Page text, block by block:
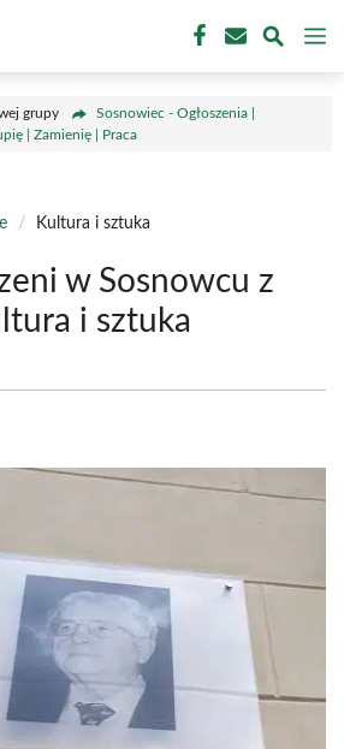
grupy
Sosnowiec - Ogłoszenia |
| Zamienię | Praca
/ Kultura i sztuka
w Sosnowcu z
i sztuka